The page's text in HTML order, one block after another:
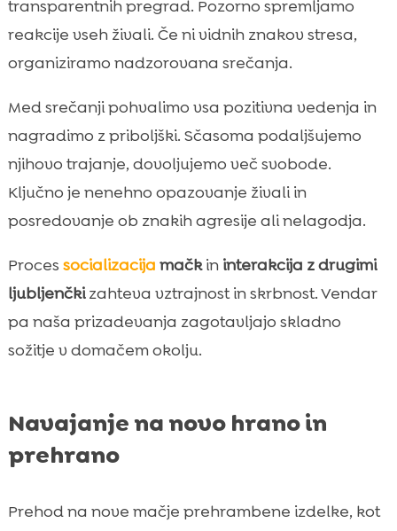
transparentnih pregrad. Pozorno spremljamo
reakcije vseh živali. Če ni vidnih znakov stresa,
organiziramo nadzorovana srečanja.
Med srečanji pohvalimo vsa pozitivna vedenja in
nagradimo z priboljški. Sčasoma podaljšujemo
njihovo trajanje, dovoljujemo več svobode.
Ključno je nenehno opazovanje živali in
posredovanje ob znakih agresije ali nelagodja.
Proces socializacija mačkin interakcija z drugimi
ljubljenčkizahteva vztrajnost in skrbnost. Vendar
pa naša prizadevanja zagotavljajo skladno
sožitje v domačem okolju.
Navajanje na novo hrano in
prehrano
Prehod na nove mačje prehrambene izdelke, kot